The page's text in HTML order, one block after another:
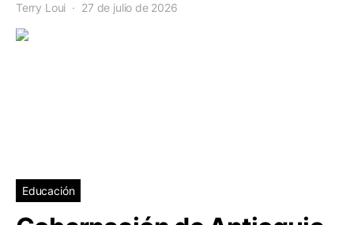
Terry Loui 27 de julio de 2026
Educación